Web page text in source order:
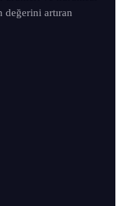
değerini artıran